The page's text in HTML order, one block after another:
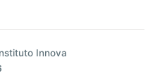
Innova